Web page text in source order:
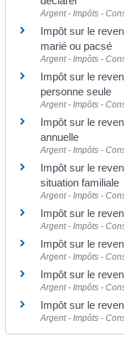
Argent - Impôts -
Impôt sur le
marié ou pacsé
Argent - Impôts -
Impôt sur le
personne seule
Argent - Impôts -
Impôt sur le
annuelle
Argent - Impôts -
Impôt sur le
situation familiale
Argent - Impôts -
Impôt sur le
Argent - Impôts -
Impôt sur le
Argent - Impôts -
Impôt sur le
Argent - Impôts -
Impôt sur le
Argent - Impôts -